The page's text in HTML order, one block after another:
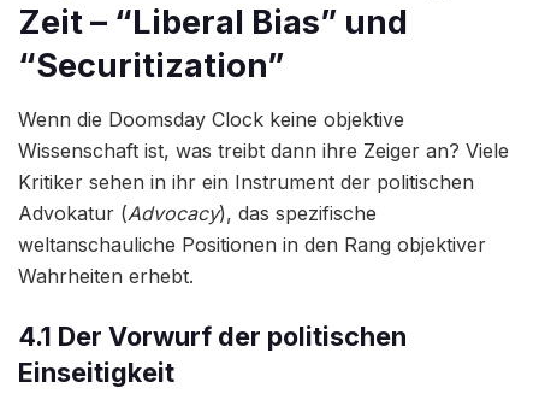
Zeit – “Liberal Bias” und
“Securitization”
Wenn die Doomsday Clock keine objektive
Wissenschaft ist, was treibt dann ihre Zeiger an? Viele
Kritiker sehen in ihr ein Instrument der politischen
Advokatur (Advocacy), das spezifische
weltanschauliche Positionen in den Rang objektiver
Wahrheiten erhebt.
4.1 Der Vorwurf der politischen
Einseitigkeit